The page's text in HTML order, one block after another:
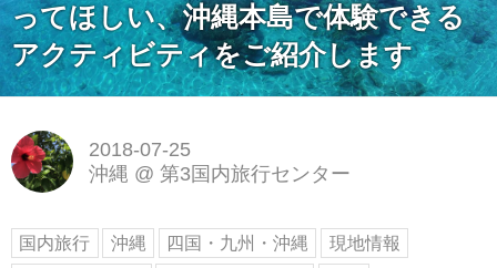
ってほしい、沖縄本島で体験できる
アクティビティをご紹介します
2018-07-25
沖縄 @ 第3国内旅行センター
国内旅行 沖縄 四国・九州・沖縄
現地情報